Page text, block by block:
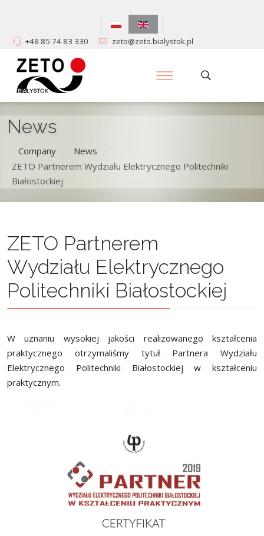
+48 85 74 83 330 zeto@zeto.bialystok.pl
News
Company News /
ZETO Partnerem Wydziału Elektrycznego Politechniki
Białostockiej
ZETO Partnerem
Wydziału Elektrycznego
Politechniki Białostockiej
W uznaniu wysokiej jakości realizowanego kształcenia
praktycznego otrzymaliśmy tytuł Partnera Wydziału
Elektrycznego Politechniki Białostockiej w kształceniu
praktycznym.